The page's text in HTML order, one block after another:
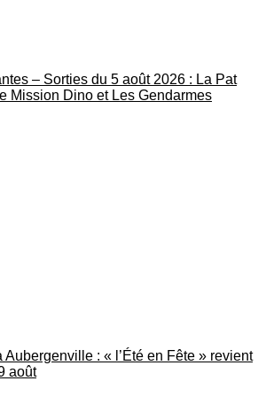
Actu
– Sorties du 5 août 2026 : La Pat
Mission Dino et Les Gendarmes
Aubergenville : « l’Été en Fête » revient
août